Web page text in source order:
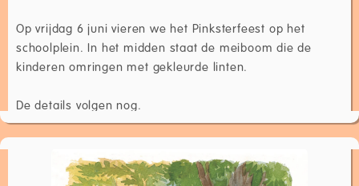
Op vrijdag 6 juni vieren we het Pinksterfeest op het
schoolplein. In het midden staat de meiboom die de
kinderen omringen met gekleurde linten.
De details volgen nog.